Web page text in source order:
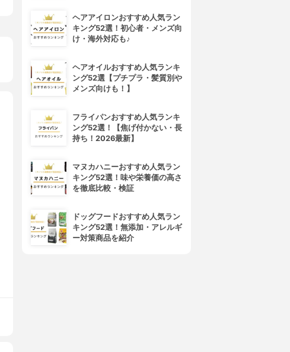
ヘアアイロンおすすめ人気ラン
キング52選！初心者・メンズ向
け・海外対応も♪
ヘアオイルおすすめ人気ランキ
ング52選【プチプラ・髪質別や
メンズ向けも！】
フライパンおすすめ人気ランキ
ング52選！【焦げ付かない・長
持ち！2026最新】
マヌカハニーおすすめ人気ラン
キング52選！味や栄養価の高さ
を徹底比較・検証
ドッグフードおすすめ人気ラン
キング52選！無添加・アレルギ
ー対策商品を紹介